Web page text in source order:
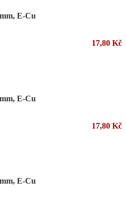
E-Cu
17,80 Kč
E-Cu
17,80 Kč
E-Cu